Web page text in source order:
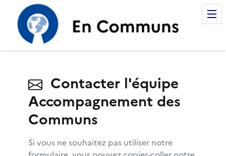
Accompagnement des
Contacter l'équipe
Accompagnement des
Communs
Si vous ne souhaitez pas utiliser notre